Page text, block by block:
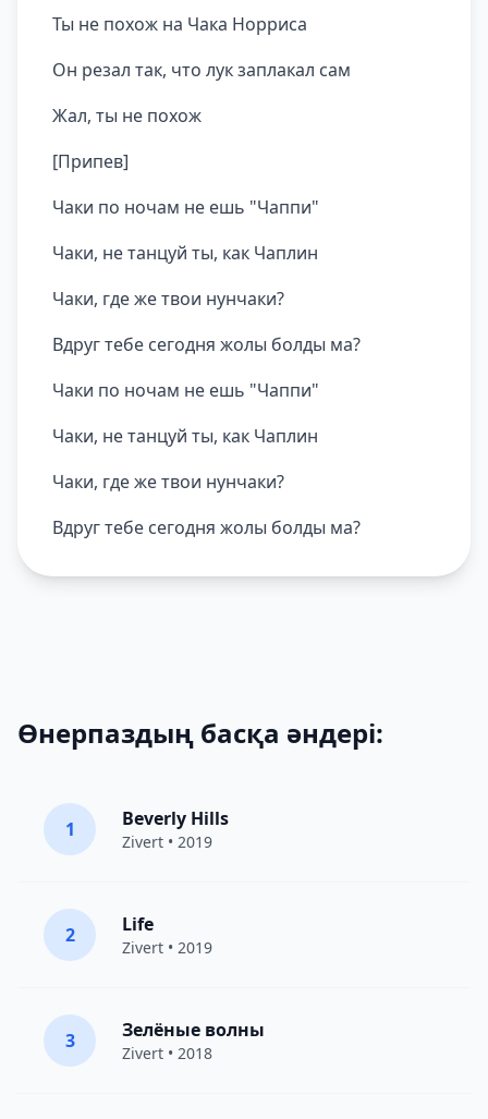
Ты не похож на Чака Норриса
Он резал так, что лук заплакал сам
Жал, ты не похож
[Припев]
Чаки по ночам не ешь "Чаппи"
Чаки, не танцуй ты, как Чаплин
Чаки, где же твои нунчаки?
Вдруг тебе сегодня жолы болды ма?
Чаки по ночам не ешь "Чаппи"
Чаки, не танцуй ты, как Чаплин
Чаки, где же твои нунчаки?
Вдруг тебе сегодня жолы болды ма?
Өнерпаздың басқа әндері:
1 Beverly Hills
Zivert • 2019
2 Life
Zivert • 2019
3 Зелёные волны
Zivert • 2018